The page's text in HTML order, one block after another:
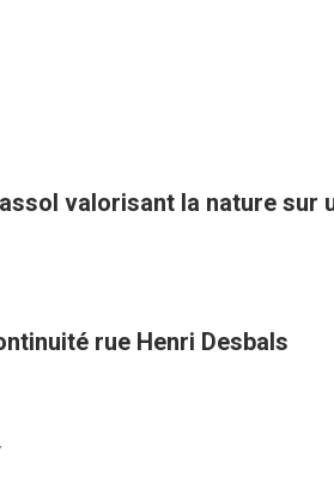
valorisant la nature sur
rue Henri Desbals